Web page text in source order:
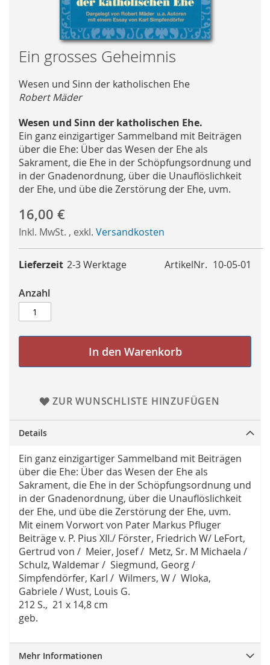
Skip
to
the
beginning
of
the
images
gallery
Ein grosses Geheimnis
Wesen und Sinn der katholischen Ehe
Robert Mäder
Wesen und Sinn der katholischen Ehe.
Ein ganz einzigartiger Sammelband mit Beiträgen
über die Ehe: Über das Wesen der Ehe als
Sakrament, die Ehe in der Schöpfungsordnung und
in der Gnadenordnung, über die Unauflöslichkeit
der Ehe, und übe die Zerstörung der Ehe, uvm.
16,00 €
Inkl. MwSt. , exkl. Versandkosten
ArtikelNr. 10-05-01
Lieferzeit 2-3 Werktage
Anzahl
In den Warenkorb
ZUR WUNSCHLISTE HINZUFÜGEN
Details
Ein ganz einzigartiger Sammelband mit Beiträgen
über die Ehe: Über das Wesen der Ehe als
Sakrament, die Ehe in der Schöpfungsordnung und
in der Gnadenordnung, über die Unauflöslichkeit
der Ehe, und übe die Zerstörung der Ehe, uvm.
Mit einem Vorwort von Pater Markus Pfluger
Beiträge v. P. Pius XII./ Förster, Friedrich W/ LeFort,
Gertrud von / Meier, Josef / Metz, Sr. M Michaela /
Schulz, Waldemar / Siegmund, Georg /
Simpfendörfer, Karl / Wilmers, W / Wloka,
Gabriele / Wust, Louis G.
212 S., 21 x 14,8 cm
geb.
Mehr Informationen